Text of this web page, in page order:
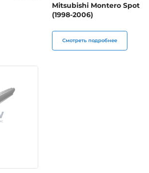
Mitsubishi Montero Spot
(1998-2006)
Смотреть подробнее